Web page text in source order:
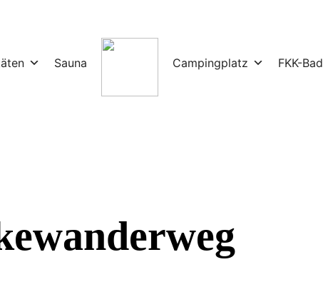
Sauna Campingplatz FKK-Bad